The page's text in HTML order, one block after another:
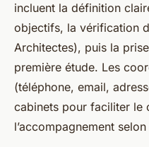
incluent la définition
objectifs, la vérification
Architectes), puis la
première étude. Les
(téléphone, email,
cabinets pour faciliter le
l’accompagnement